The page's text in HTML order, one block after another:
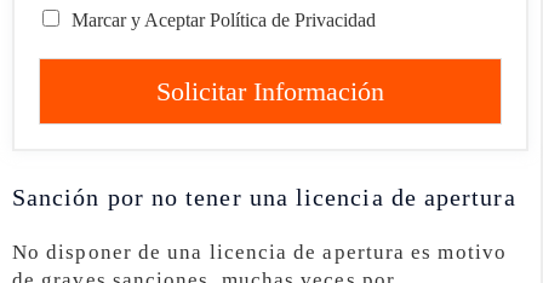
Marcar y Aceptar Política de Privacidad
Solicitar Información
Sanción por no tener una licencia de apertura
No disponer de una licencia de apertura es motivo